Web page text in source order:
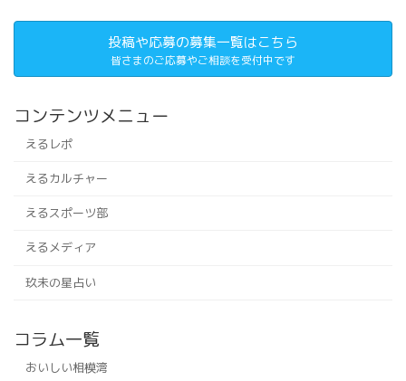
投稿や応募の募集一覧はこちら
皆さまのご応募やご相談を受付中です
コンテンツメニュー
えるレポ
えるカルチャー
えるスポーツ部
えるメディア
玖未の星占い
コラム一覧
おいしい相模湾